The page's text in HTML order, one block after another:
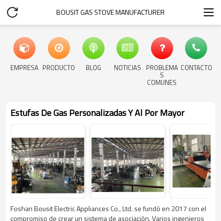
BOUSIT GAS STOVE MANUFACTURER
EMPRESA PRODUCTO BLOG NOTICIAS PROBLEMA
S
COMUNES
CONTACTO
Estufas De Gas Personalizadas Y Al Por Mayor
Foshan Bousit Electric Appliances Co., Ltd. se fundó en 2017 con el
compromiso de crear un sistema de asociación. Varios ingenieros